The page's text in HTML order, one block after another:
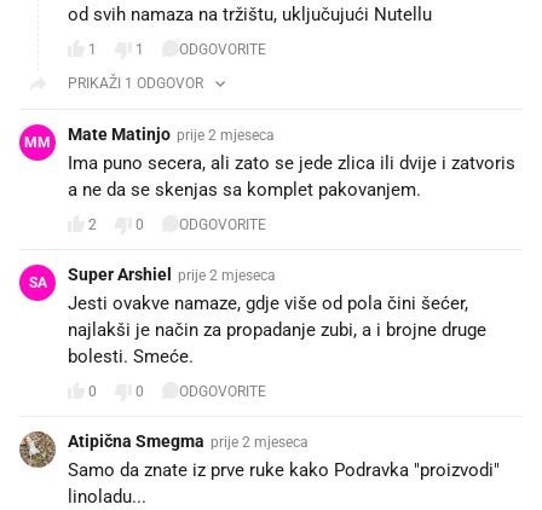
od svih namaza na tržištu, uključujući Nutellu
1 1
ODGOVORITE
PRIKAŽI 1 ODGOVOR
MM Mate Matinjo prije 2 mjeseca
Ima puno secera, ali zato se jede zlica ili dvije i zatvoris
a ne da se skenjas sa komplet pakovanjem.
2 0 ODGOVORITE
SA Super Arshiel prije 2 mjeseca
Jesti ovakve namaze, gdje više od pola čini šećer,
najlakši je način za propadanje zubi, a i brojne druge
bolesti. Smeće.
0 0 ODGOVORITE
Atipična Smegma prije 2 mjeseca
Samo da znate iz prve ruke kako Podravka "proizvodi"
linoladu...